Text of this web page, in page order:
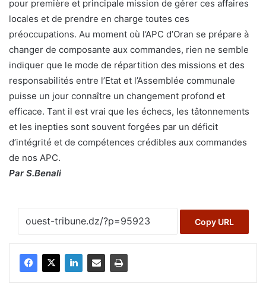
pour première et principale mission de gérer ces affaires
locales et de prendre en charge toutes ces
préoccupations. Au moment où l’APC d’Oran se prépare à
changer de composante aux commandes, rien ne semble
indiquer que le mode de répartition des missions et des
responsabilités entre l’Etat et l’Assemblée communale
puisse un jour connaître un changement profond et
efficace. Tant il est vrai que les échecs, les tâtonnements
et les inepties sont souvent forgées par un déficit
d’intégrité et de compétences crédibles aux commandes
de nos APC.
Par S.Benali
Copy URL